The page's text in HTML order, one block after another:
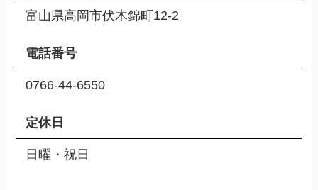
富山県高岡市伏木錦町12-2
電話番号
0766-44-6550
定休日
日曜・祝日